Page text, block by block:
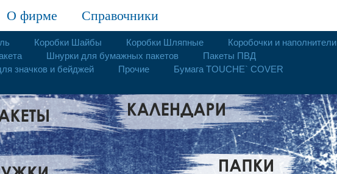
О фирме Справочники
Коробки Шайбы Коробки Шляпные
Коробочки и наполнители
Шнурки для бумажных пакетов
Пакеты ПВД
значков и бейджей Прочие
Бумага TOUCHE` COVER